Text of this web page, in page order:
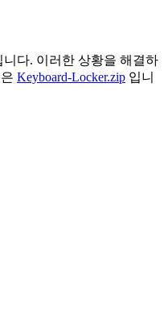
다. 이러한 상황을 해결하
Keyboard-Locker.zip 입니